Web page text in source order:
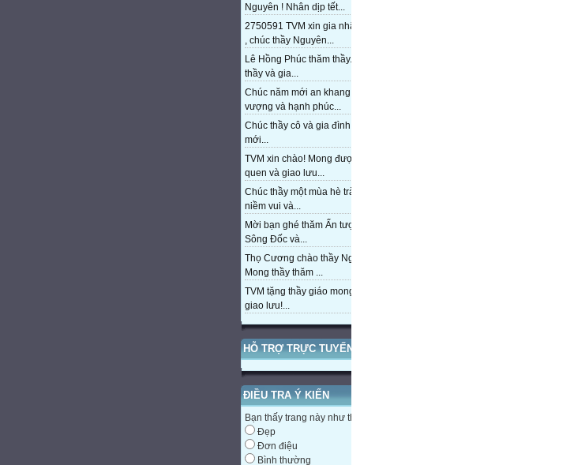
Nguyên ! Nhân dịp tết...
2750591 TVM xin gia nhập trang
, chúc thầy Nguyên...
Lê Hồng Phúc thăm thầy. Chúc
thầy và gia...
Chúc năm mới an khang, thịnh
vượng và hạnh phúc...
Chúc thầy cô và gia đình năm
mới...
TVM xin chào! Mong được làm
quen và giao lưu...
Chúc thầy một mùa hè tràn đầy
niềm vui và...
Mời bạn ghé thăm Ấn tượng cửa
Sông Đốc và...
Thọ Cương chào thầy Nguyễn.
Mong thầy thăm ...
TVM tặng thầy giáo mong được
giao lưu!...
HỖ TRỢ TRỰC TUYẾN
ĐIỀU TRA Ý KIẾN
Bạn thấy trang này như thế nào?
Đẹp
Đơn điệu
Bình thường